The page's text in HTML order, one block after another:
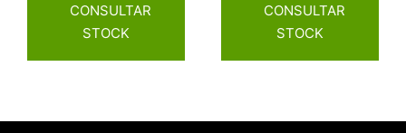
CONSULTAR
STOCK
CONSULTAR
STOCK